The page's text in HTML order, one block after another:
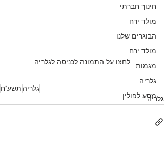
חינוך חברתי
מולד ירח
הבוגרים שלנו
מולד ירח
מגמות
גלריה
מסע לפולין
לחצו על התמונה לכניסה לגלריה
גלריה תשע"ח
גלריה